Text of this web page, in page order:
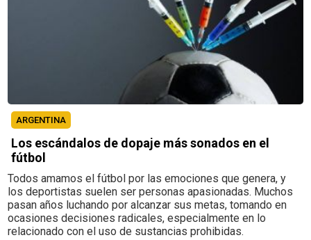
ARGENTINA
Los escándalos de dopaje más sonados en el
fútbol
Todos amamos el fútbol por las emociones que genera, y
los deportistas suelen ser personas apasionadas. Muchos
pasan años luchando por alcanzar sus metas, tomando en
ocasiones decisiones radicales, especialmente en lo
relacionado con el uso de sustancias prohibidas.